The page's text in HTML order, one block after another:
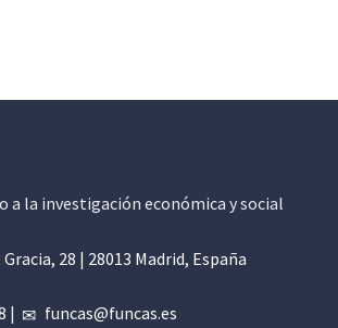
a la investigación económica y social
28 | 28013 Madrid, España
| funcas@funcas.es